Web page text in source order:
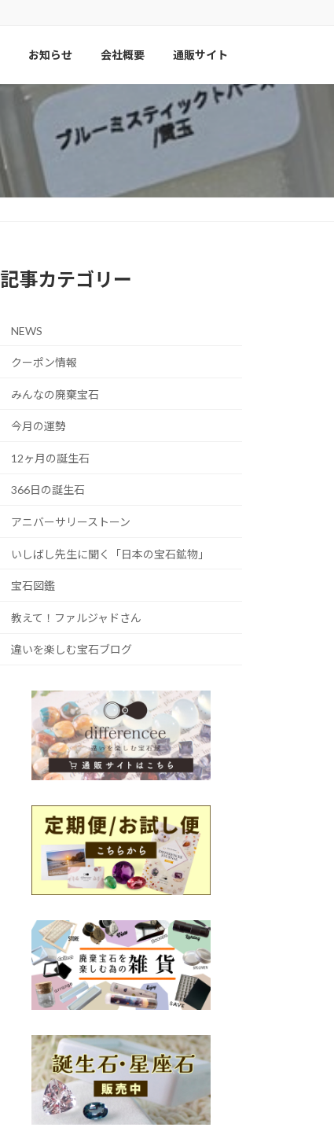
お知らせ 会社概要 通販サイト
記事カテゴリー
NEWS
クーポン情報
みんなの廃棄宝石
今月の運勢
12ヶ月の誕生石
366日の誕生石
アニバーサリーストーン
いしばし先生に聞く「日本の宝石鉱物」
宝石図鑑
教えて！ファルジャドさん
違いを楽しむ宝石ブログ